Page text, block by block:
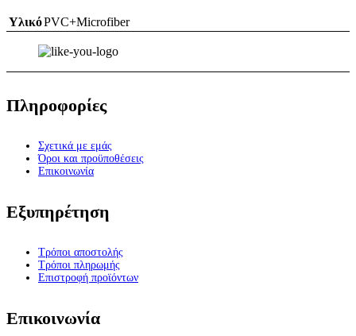
ΥλικόPVC+Microfiber
Πληροφορίες
Σχετικά με εμάς
Όροι και προϋποθέσεις
Επικοινωνία
Εξυπηρέτηση
Τρόποι αποστολής
Τρόποι πληρωμής
Επιστροφή προϊόντων
Επικοινωνία